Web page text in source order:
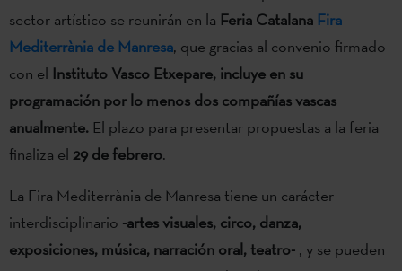
sector artístico se reunirán en la Feria Catalana Fira
Mediterrània de Manresa, que gracias al convenio firmado
con el Instituto Vasco Etxepare, incluye en su
programación por lo menos dos compañías vascas
anualmente. El plazo para presentar propuestas a la feria
finaliza el 29 de febrero.
La Fira Mediterrània de Manresa tiene un carácter
interdisciplinario -artes visuales, circo, danza,
exposiciones, música, narración oral, teatro- , y se pueden